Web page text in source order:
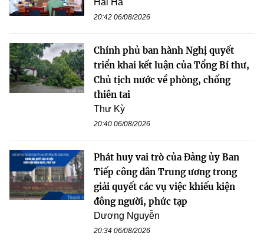
Hải Hà
20:42 06/08/2026
Chính phủ ban hành Nghị quyết
triển khai kết luận của Tổng Bí thư,
Chủ tịch nước về phòng, chống
thiên tai
Thư Kỳ
20:40 06/08/2026
Phát huy vai trò của Đảng ủy Ban
Tiếp công dân Trung ương trong
giải quyết các vụ việc khiếu kiện
đông người, phức tạp
Dương Nguyễn
20:34 06/08/2026